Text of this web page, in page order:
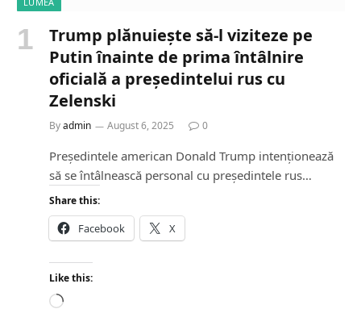
Trump plănuiește să-l viziteze pe
Putin înainte de prima întâlnire
oficială a președintelui rus cu
Zelenski
Byadmin August 6, 2025 0
Președintele american Donald Trump intenționează
să se întâlnească personal cu președintele rus…
Share this:
Facebook X
Like this:
L